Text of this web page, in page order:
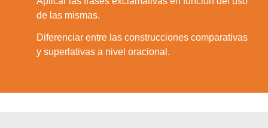
de las mismas.
Diferenciar entre las construcciones comparativas
y superlativas a nivel oracional.